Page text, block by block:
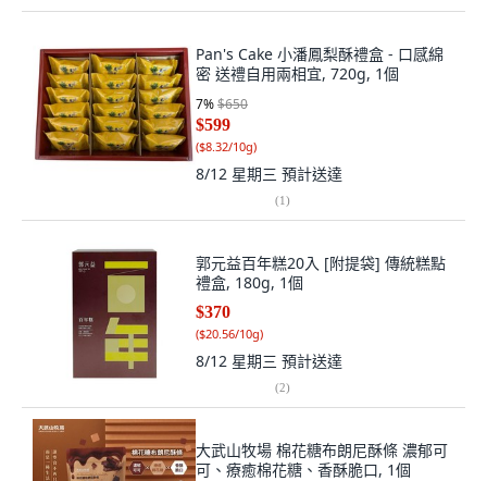
Pan's Cake 小潘鳳梨酥禮盒 - 口感綿
密 送禮自用兩相宜, 720g, 1個
7%$650
$599
($8.32/10g)
8/12 星期三 預計送達
(1)
郭元益百年糕20入 [附提袋] 傳統糕點
禮盒, 180g, 1個
$370
($20.56/10g)
8/12 星期三 預計送達
(2)
大武山牧場 棉花糖布朗尼酥條 濃郁可
可、療癒棉花糖、香酥脆口, 1個